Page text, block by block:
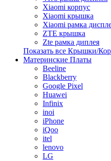
Xiaomi корпус
Xiaomi крышка
Xiaomi рамка
ZTE крышка
Zte рамка диплея
Показать все Крышки/
Материнские Платы
Beeline
Blackberry
Google Pixel
Huawei
Infinix
inoi
iPhone
iQoo
itel
lenovo
LG